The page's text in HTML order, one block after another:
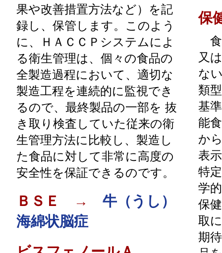
果や改善措置方法など）を記
録し、保管します。このよう
に、ＨＡＣＣＰシステムによ
る衛生管理は、個々の食品の
全製造過程において、適切な
製造工程を連続的に監視でき
るので、最終製品の一部を 抜
き取り検査していた従来の衛
生管理方法に比較し、製造し
た食品に対して非常に高度の
安全性を保証できるのです。
ＢＳＥ → 牛（うし）
海綿状脳症
保
食
又
な
類
基
能
か
表
特
学
保
取
期